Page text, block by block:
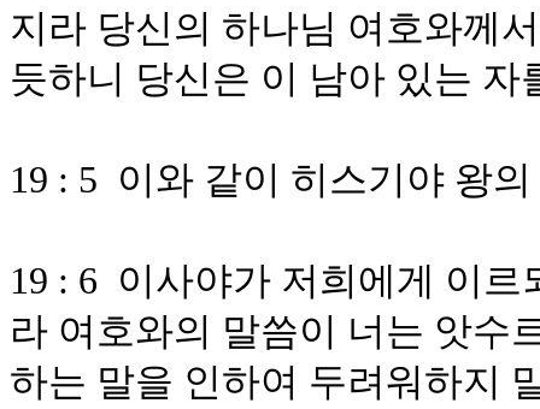
지라 당신의 하나님 여호와께
듯하니 당신은 이 남아 있는
19 : 5 이와 같이 히스기야 왕
19 : 6 이사야가 저희에게 이
라 여호와의 말씀이 너는 앗수
하는 말을 인하여 두려워하지